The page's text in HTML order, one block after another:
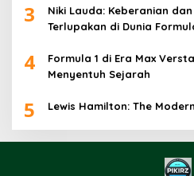
3
Niki Lauda: Keberanian
Terlupakan di Dunia
4
Formula 1 di Era Max
Menyentuh Sejarah
5 Lewis Hamilton: The